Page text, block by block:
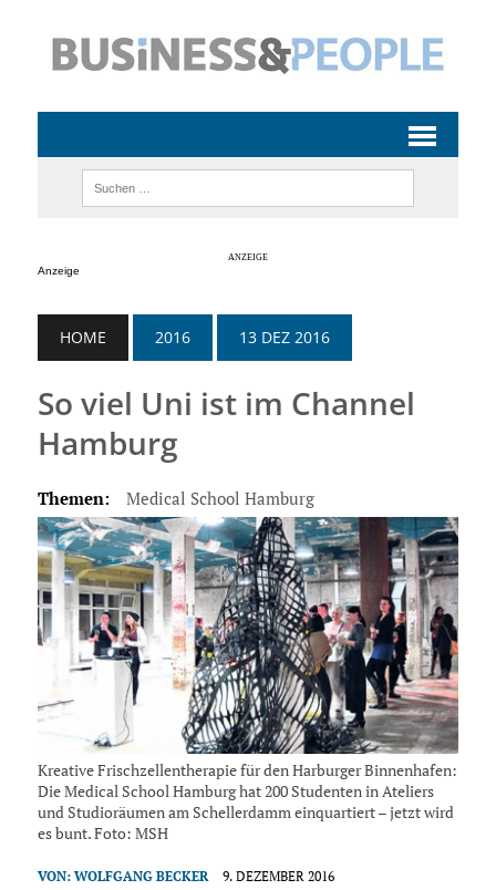
Anzeige
HOME 2016 13 DEZ 2016
So viel Uni ist im Channel
Hamburg
Themen: Medical School Hamburg
Kreative Frischzellentherapie für den Harburger Binnenhafen:
Die Medical School Hamburg hat 200 Studenten in Ateliers
und Studioräumen am Schellerdamm einquartiert – jetzt wird
es bunt. Foto: MSH
VON: WOLFGANG BECKER 9. DEZEMBER 2016